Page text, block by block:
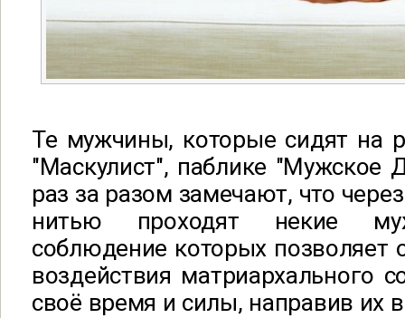
Те мужчины, которые сидят на
"Маскулист", паблике "Мужское
раз за разом замечают, что
нитью проходят некие
соблюдение которых позволяет
воздействия матриархального
своё время и силы, направив их